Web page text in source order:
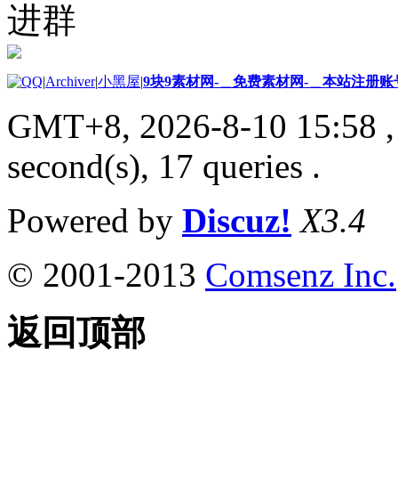
进群
|Archiver|小黑屋|9块9素材网-＿免费素材网-＿本站注册账
GMT+8, 2026-8-10 15:58
second(s), 17 queries .
Powered by Discuz! X3.4
© 2001-2013 Comsenz Inc.
返回顶部